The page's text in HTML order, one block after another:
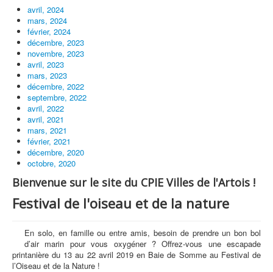
avril, 2024
mars, 2024
février, 2024
décembre, 2023
novembre, 2023
avril, 2023
mars, 2023
décembre, 2022
septembre, 2022
avril, 2022
avril, 2021
mars, 2021
février, 2021
décembre, 2020
octobre, 2020
Bienvenue sur le site du CPIE Villes de l'Artois !
Festival de l'oiseau et de la nature
En solo, en famille ou entre amis, besoin de prendre un bon bol
d’air marin pour vous oxygéner ? Offrez-vous une escapade
printanière du 13 au 22 avril 2019 en Baie de Somme au Festival de
l’Oiseau et de la Nature !